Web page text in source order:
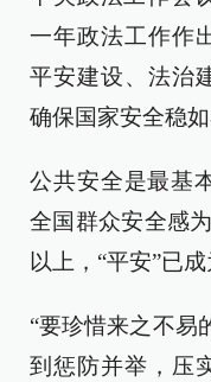
一年政法工作作
平安建设、法治
确保国家安全稳
公共安全是最基
全国群众安全感
以上，“平安”已
“要珍惜来之不易
到惩防并举，压